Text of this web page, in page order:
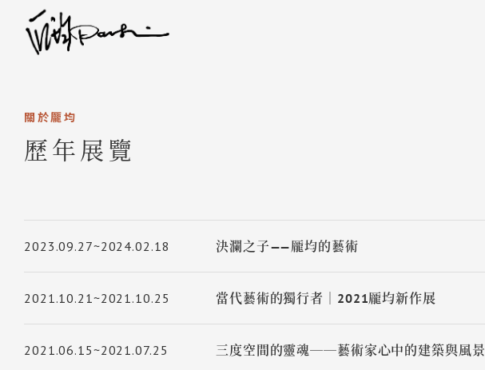
關於龎均
歷年展覽
2023.09.27~2024.02.18 決瀾之子——龎均的藝術
2021.10.21~2021.10.25 當代藝術的獨行者｜2021龎均新作展
2021.06.15~2021.07.25 三度空間的靈魂──藝術家心中的建築與風景